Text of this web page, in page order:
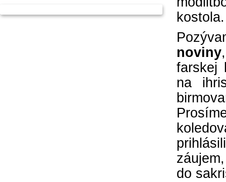
mamičku a prosím aj za Teba, Pane Bože,
kostola.
noviny
farskej
na
do